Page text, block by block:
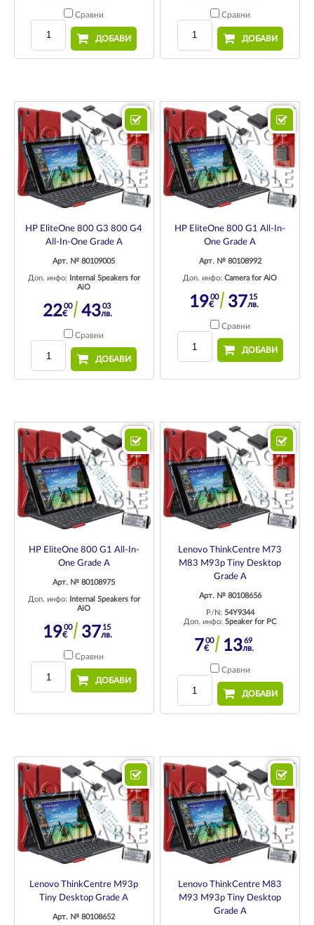
Сравни
ДОБАВИ
Сравни
ДОБАВИ
HP EliteOne 800 G3 800 G4
All-In-One Grade A
Арт. № 80109005
Доп. инфо:
Internal Speakers for
AiO
2200
€ 4303
лв.
Сравни
ДОБАВИ
HP EliteOne 800 G1 All-In-
One Grade A
Арт. № 80108992
Доп. инфо:Camera for AiO
1900
€ 3715
лв.
Сравни
ДОБАВИ
HP EliteOne 800 G1 All-In-
One Grade A
Арт. № 80108975
Доп. инфо:
Internal Speakers for
AiO
1900
€ 3715
лв.
Сравни
ДОБАВИ
Lenovo ThinkCentre M73
M83 M93p Tiny Desktop
Grade A
Арт. № 80108656
P/N: 54Y9344
Доп. инфо:Speaker for PC
700
€ 1369
лв.
Сравни
ДОБАВИ
Lenovo ThinkCentre M93p
Tiny Desktop Grade A
Арт. № 80108652
Lenovo ThinkCentre M83
M93 M93p Tiny Desktop
Grade A